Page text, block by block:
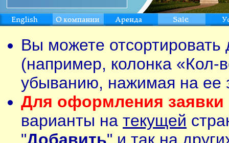
Вы можете
(например, колонка «Кол-
убыванию, нажимая на ее
Для оформления заявки
варианты на текущей